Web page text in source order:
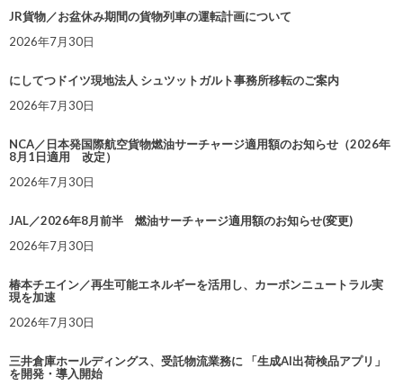
JR貨物／お盆休み期間の貨物列車の運転計画について
2026年7月30日
にしてつドイツ現地法人 シュツットガルト事務所移転のご案内
2026年7月30日
NCA／日本発国際航空貨物燃油サーチャージ適用額のお知らせ（2026年
8月1日適用 改定）
2026年7月30日
JAL／2026年8月前半 燃油サーチャージ適用額のお知らせ(変更)
2026年7月30日
椿本チエイン／再生可能エネルギーを活用し、カーボンニュートラル実
現を加速
2026年7月30日
三井倉庫ホールディングス、受託物流業務に 「生成AI出荷検品アプリ」
を開発・導入開始